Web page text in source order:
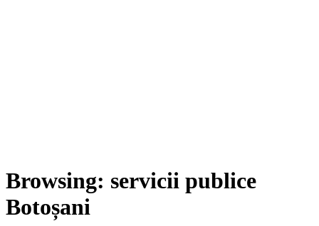
Browsing: servicii publice
Botoșani